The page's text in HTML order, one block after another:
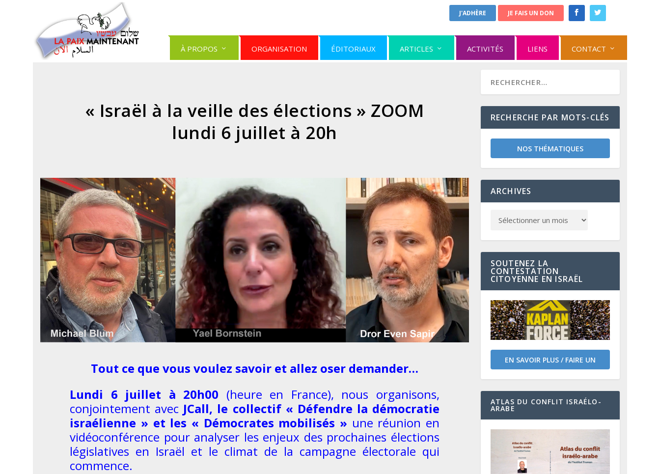
J'ADHÈRE JE FAIS UN DON
À PROPOS ORGANISATION ÉDITORIAUX ARTICLES ACTIVITÉS LIENS CONTACT
« Israël à la veille des élections » ZOOM
lundi 6 juillet à 20h
Tout ce que vous voulez savoir et allez oser demander…
Lundi 6 juillet à 20h00 (heure en France), nous organisons,
conjointement avec JCall, le collectif « Défendre la démocratie
israélienne » et les « Démocrates mobilisés » une réunion en
vidéoconférence pour analyser les enjeux des prochaines élections
législatives en Israël et le climat de la campagne électorale qui
commence.
RECHERCHE PAR MOTS-CLÉS
NOS THÉMATIQUES
ARCHIVES
SOUTENEZ LA
CONTESTATION
CITOYENNE EN ISRAËL
EN SAVOIR PLUS / FAIRE UN
DON
ATLAS DU CONFLIT ISRAÉLO-
ARABE